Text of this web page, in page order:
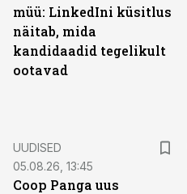
müü: LinkedIni küsitlus
näitab, mida
kandidaadid tegelikult
ootavad
UUDISED
05.08.26, 13:45
Coop Panga uus